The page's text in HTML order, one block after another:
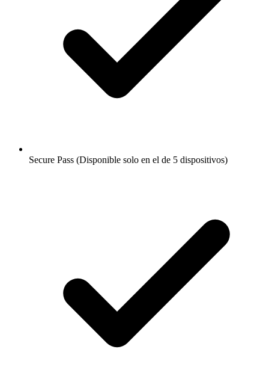
Secure Pass (Disponible solo en el de 5 dispositivos)